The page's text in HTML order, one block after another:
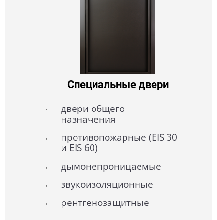
Специальные двери
двери общего
назначения
противопожарные (EIS 30
и EIS 60)
дымонепроницаемые
звукоизоляционные
рентгенозащитные